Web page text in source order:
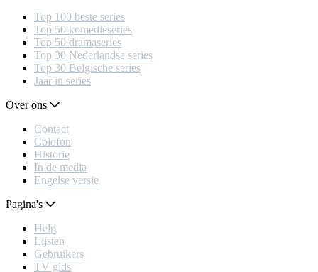
Top 100 beste series
Top 50 komedieseries
Top 50 dramaseries
Top 30 Nederlandse series
Top 30 Belgische series
Jaar in series
Over ons
Contact
Colofon
Historie
In de media
Engelse versie
Pagina's
Help
Lijsten
Gebruikers
TV gids